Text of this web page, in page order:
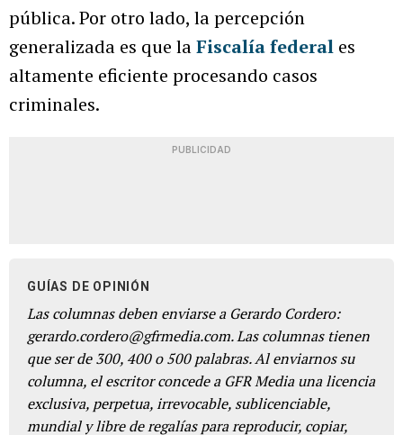
pública. Por otro lado, la percepción
generalizada es que laFiscalía federal es
altamente eficiente procesando casos
criminales.
PUBLICIDAD
GUÍAS DE OPINIÓN
Las columnas deben enviarse a Gerardo Cordero:
gerardo.cordero@gfrmedia.com. Las columnas tienen
que ser de 300, 400 o 500 palabras. Al enviarnos su
columna, el escritor concede a GFR Media una licencia
exclusiva, perpetua, irrevocable, sublicenciable,
mundial y libre de regalías para reproducir, copiar,